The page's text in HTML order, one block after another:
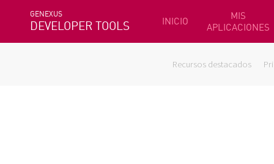
GENEXUS
DEVELOPER TOOLS INICIO
MIS
APLICACIONES
Recursos destacados